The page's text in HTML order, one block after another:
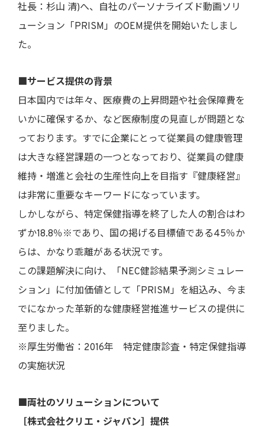
社長：杉山 清)へ、自社のパーソナライズド動画ソリ
ューション「PRISM」のOEM提供を開始いたしまし
た。
■サービス提供の背景
日本国内では年々、医療費の上昇問題や社会保障費を
いかに確保するか、など医療制度の見直しが問題とな
っております。すでに企業にとって従業員の健康管理
は大きな経営課題の一つとなっており、従業員の健康
維持・増進と会社の生産性向上を目指す『健康経営』
は非常に重要なキーワードになっています。
しかしながら、特定保健指導を終了した人の割合はわ
ずか18.8％※であり、国の掲げる目標値である45％か
らは、かなり乖離がある状況です。
この課題解決に向け、「NEC健診結果予測シミュレー
ション」に付加価値として「PRISM」を組込み、今ま
でになかった革新的な健康経営推進サービスの提供に
至りました。
※厚生労働省：2016年 特定健康診査・特定保健指導
の実施状況
■両社のソリューションについて
［株式会社クリエ・ジャパン］提供